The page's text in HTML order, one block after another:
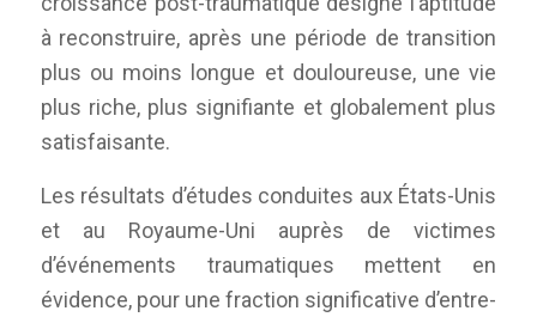
à reconstruire, après une période de transition
plus ou moins longue et douloureuse, une vie
plus riche, plus signifiante et globalement plus
satisfaisante.
Les résultats d’études conduites aux États-Unis
et au Royaume-Uni auprès de victimes
d’événements traumatiques mettent en
évidence, pour une fraction significative d’entre-